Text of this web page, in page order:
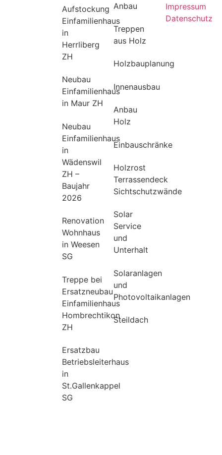
Aufstockung
Einfamilienhaus
in
Herrliberg
ZH
Neubau
Einfamilienhaus
in Maur ZH
Neubau
Einfamilienhaus
in
Wädenswil
ZH –
Baujahr
2026
Renovation
Wohnhaus
in Weesen
SG
Treppe bei
Ersatzneubau
Einfamilienhaus
Hombrechtikon
ZH
Ersatzbau
Betriebsleiterhaus
in
St.Gallenkappel
SG
Anbau
Treppen
aus Holz
Holzbauplanung
Innenausbau
Anbau
Holz
Einbauschränke
Holzrost
Terrassendeck
Sichtschutzwände
Solar
Service
und
Unterhalt
Solaranlagen
und
Photovoltaikanlagen
Steildach
Impressum
Datenschutz